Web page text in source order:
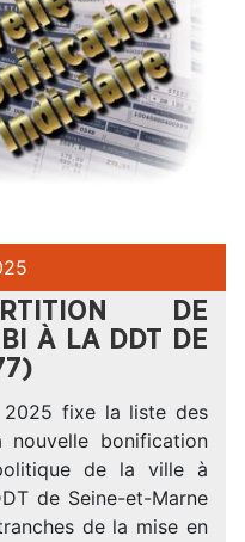
DE
À LA DDT DE
2025 fixe la liste des
bonification
de la ville à
de Seine-et-Marne
de la mise en